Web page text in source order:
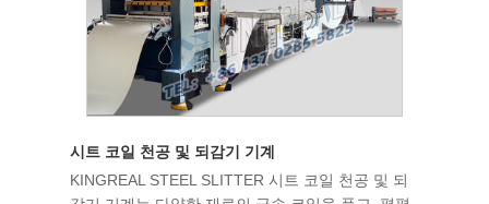
시트 코일 천공 및 되감기 기계
KINGREAL STEEL SLITTER 시트 코일 천공 및 되